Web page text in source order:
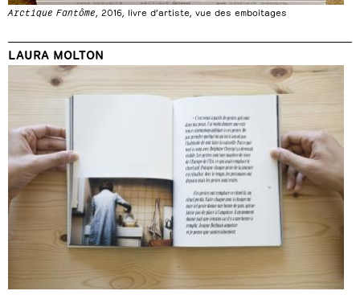
Arctique Fantôme, 2016, livre d’artiste, vue des emboitages
LAURA MOLTON